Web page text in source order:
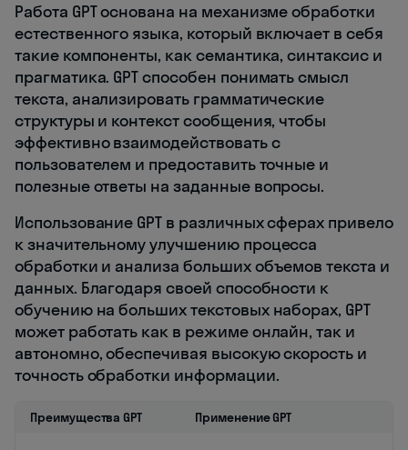
Работа GPT основана на механизме обработки
естественного языка, который включает в себя
такие компоненты, как семантика, синтаксис и
прагматика. GPT способен понимать смысл
текста, анализировать грамматические
структуры и контекст сообщения, чтобы
эффективно взаимодействовать с
пользователем и предоставить точные и
полезные ответы на заданные вопросы.
Использование GPT в различных сферах привело
к значительному улучшению процесса
обработки и анализа больших объемов текста и
данных. Благодаря своей способности к
обучению на больших текстовых наборах, GPT
может работать как в режиме онлайн, так и
автономно, обеспечивая высокую скорость и
точность обработки информации.
Преимущества GPT Применение GPT